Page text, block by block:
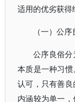
适用的优劣获得
（一）公
公序良俗
本质是一种习
认可，只有善
内涵较为单一